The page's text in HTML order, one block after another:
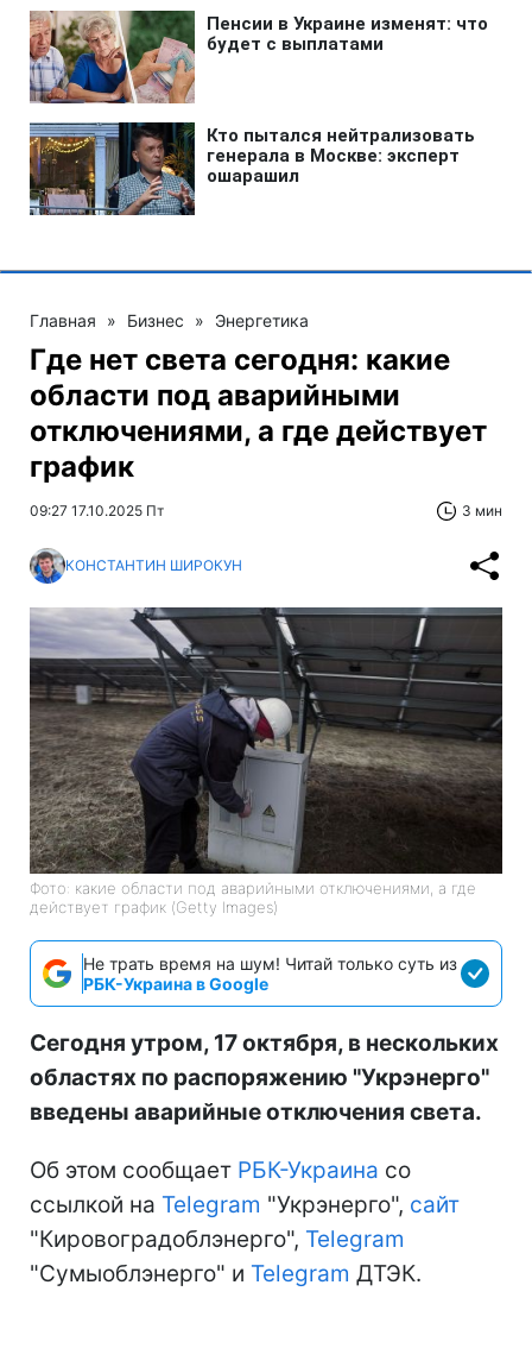
Главная » Бизнес » Энергетика
Где нет света сегодня: какие
области под аварийными
отключениями, а где действует
график
09:27 17.10.2025 Пт 3 мин
КОНСТАНТИН ШИРОКУН
Фото: какие области под аварийными отключениями, а где
действует график (Getty Images)
Не трать время на шум! Читай только суть из
РБК-Украина в Google
Сегодня утром, 17 октября, в нескольких
областях по распоряжению "Укрэнерго"
введены аварийные отключения света.
Об этом сообщает РБК-Украина со
ссылкой на Telegram "Укрэнерго", сайт
"Кировоградоблэнерго", Telegram
"Сумыоблэнерго" и Telegram ДТЭК.